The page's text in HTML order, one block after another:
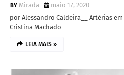
Mirada
maio 17, 2020
por Alessandro Caldeira__ Artérias
Cristina Machado
LEIA MAIS »